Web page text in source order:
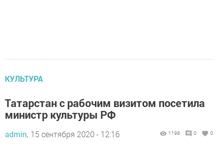
КУЛЬТУРА
Татарстан с рабочим визитом посетила
министр культуры РФ
admin, 15 сентября 2020 - 12:16 1198 0 0